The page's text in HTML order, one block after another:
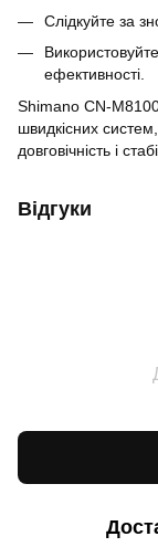
Слідкуйте за
ефективності.
Shimano CN-
швидкісних
довговічність і
Відгуки